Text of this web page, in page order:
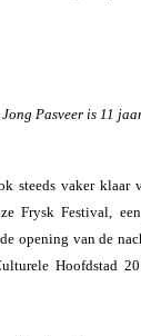
Pasveer is 11
steeds vaker klaar
Frysk Festival,
opening van de
Hoofdstad